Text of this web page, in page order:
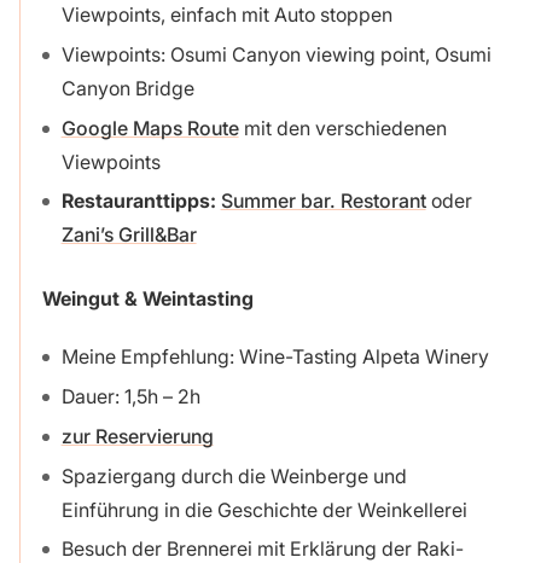
Viewpoints, einfach mit Auto stoppen
Viewpoints: Osumi Canyon viewing point, Osumi
Canyon Bridge
Google Maps Routemit den verschiedenen
Viewpoints
Restauranttipps: Summer bar. Restorantoder
Zani’s Grill&Bar
Weingut & Weintasting
Meine Empfehlung: Wine-Tasting Alpeta Winery
Dauer: 1,5h – 2h
zur Reservierung
Spaziergang durch die Weinberge und
Einführung in die Geschichte der Weinkellerei
Besuch der Brennerei mit Erklärung der Raki-